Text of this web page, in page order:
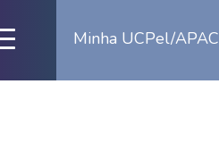
Minha UCPel/APAC